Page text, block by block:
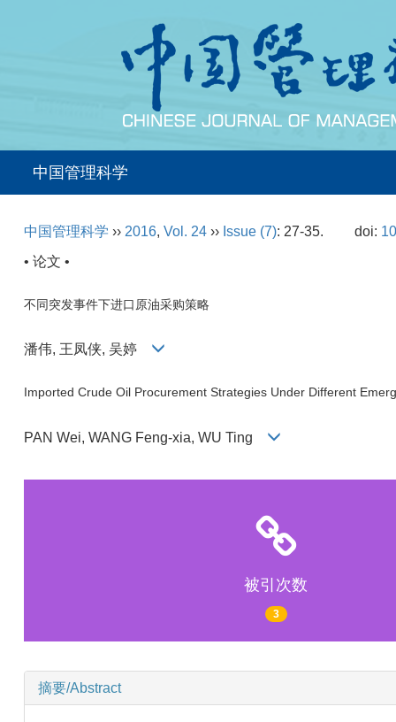
中国管理科学
中国管理科学 ›› 2016, Vol. 24 ›› Issue (7): 27-35. doi:
• 论文 •
不同突发事件下进口原油采购策略
潘伟, 王凤侠, 吴婷
Imported Crude Oil Procurement Strategies Under Different
PAN Wei, WANG Feng-xia, WU Ting
被引次数
3
摘要/Abstract